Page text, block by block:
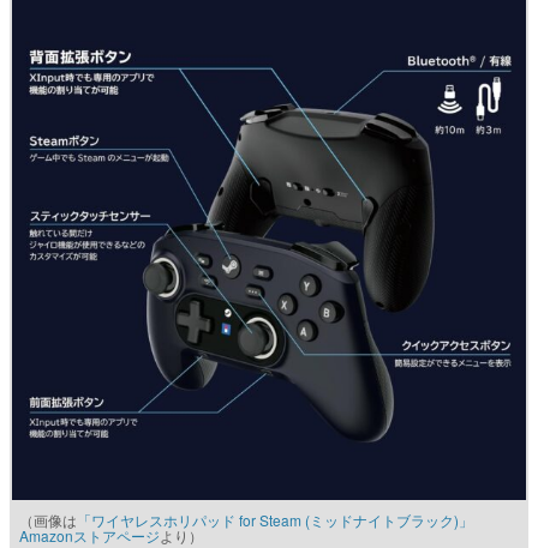
（画像は 「ワイヤレスホリパッド for Steam (ミッドナイトブラック)」
Amazonストアページより）